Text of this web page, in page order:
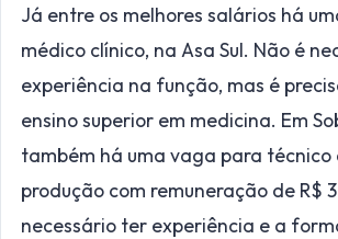
Já entre os melhores salários há
médico clínico, na Asa Sul. Não é
experiência na função, mas é
ensino superior em medicina. Em
também há uma vaga para técnico
produção com remuneração de R$
necessário ter experiência e a